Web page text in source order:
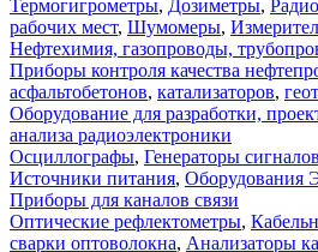
Термогигрометры, Дозиметры,
рабочих мест, Шумомеры,
Нефтехимия, газопроводы,
Приборы контроля качества
асфальтобетонов, катализаторов,
Оборудование для разработки,
анализа радиоэлектроники
Осциллографы, Генераторы сигналов
Источники питания, Оборудования
Приборы для каналов связи
Оптические рефлектометры,
сварки оптоволокна, Анализаторы